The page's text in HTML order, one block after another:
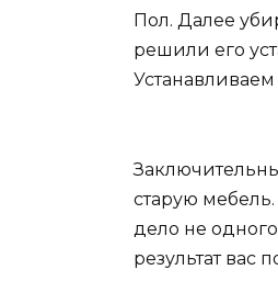
Пол. Далее
решили его
старую
дело не
результат вас